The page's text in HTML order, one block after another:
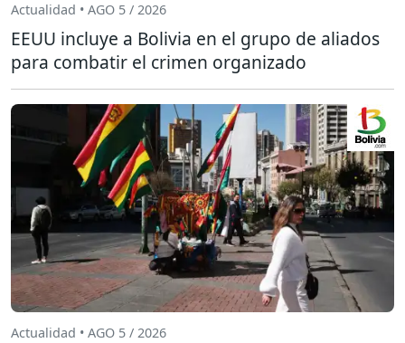
Actualidad • AGO 5 / 2026
EEUU incluye a Bolivia en el grupo de aliados
para combatir el crimen organizado
Actualidad • AGO 5 / 2026